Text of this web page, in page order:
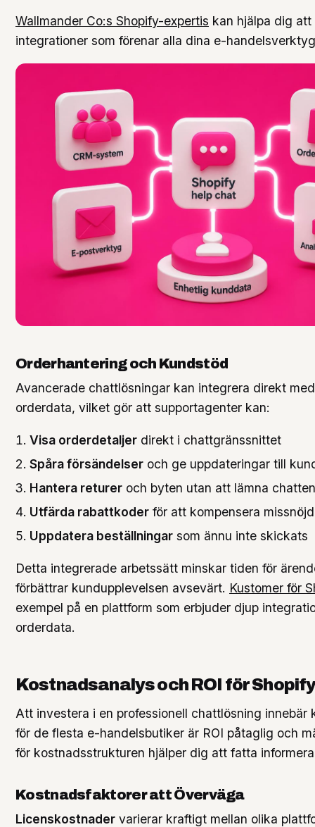
Wallmander Co:s Shopify-expertis kan hjälpa dig
integrationer som förenar alla dina e-
Orderhantering och Kundstöd
Avancerade chattlösningar kan integrera direkt
orderdata, vilket gör att supportagenter kan:
Visa orderdetaljer direkt i chattgränssnittet
Spåra försändelser och ge uppdateringar till
Hantera returer och byten utan att lämna chatten
Utfärda rabattkoder för att kompensera
Uppdatera beställningar som ännu inte skickats
Detta integrerade arbetssätt minskar tiden för
förbättrar kundupplevelsen avsevärt. Kustomer för
exempel på en plattform som erbjuder djup
orderdata.
Kostnadsanalys och ROI för
Att investera i en professionell chattlösning innebär
för de flesta e-handelsbutiker är ROI påtaglig och
för kostnadsstrukturen hjälper dig att fatta
Kostnadsfaktorer att Överväga
Licenskostnader varierar kraftigt mellan olika